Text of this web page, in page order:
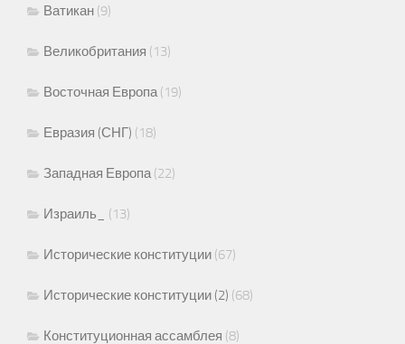
Ватикан (9)
Великобритания (13)
Восточная Европа(19)
Евразия (СНГ) (18)
Западная Европа(22)
Израиль_ (13)
Исторические конституции (67)
Исторические конституции (2) (68)
Конституционная ассамблея (8)